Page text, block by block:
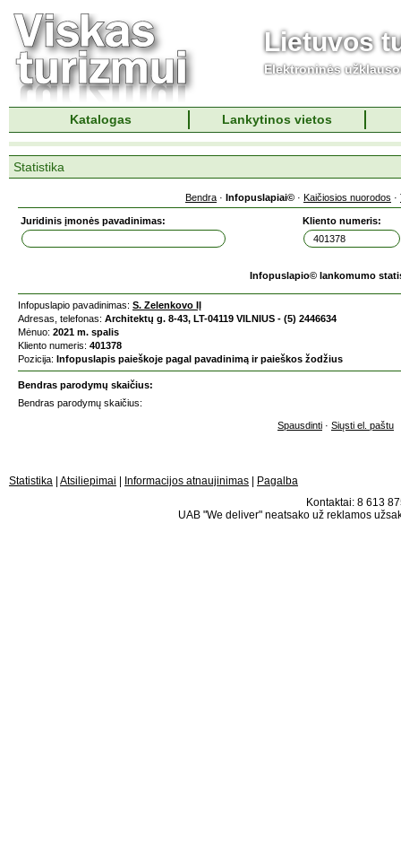
Lietuvos
Elektroninės
Katalogas Lankytinos vietos
Statistika
Bendra · Infopuslapiai© · Kaičiosios nuorodos ·
Juridinis įmonės pavadinimas: Kliento numeris:
Infopuslapio© lankomumo
Infopuslapio pavadinimas: S. Zelenkovo IĮ
Adresas, telefonas: Architektų g. 8-43, LT-04119 VILNIUS - (5) 2446634
Mėnuo: 2021 m. spalis
Kliento numeris: 401378
Pozicija: Infopuslapis paieškoje pagal pavadinimą ir paieškos žodžius
Bendras parodymų skaičius:
Bendras parodymų skaičius:
Spausdinti · Siųsti el. paštu
Statistika Atsiliepimai Informacijos atnaujinimas
Pagalba
Kontaktai: 8 613
UAB "We deliver" neatsako už reklamos